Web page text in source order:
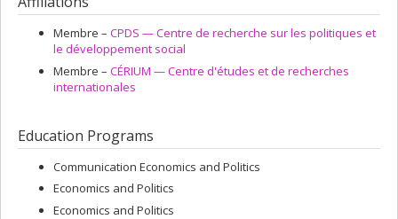
Membre – CPDS — Centre de recherche sur les politiques et
le développement social
Membre – CÉRIUM — Centre d'études et de recherches
internationales
Education Programs
Communication Economics and Politics
Economics and Politics
Economics and Politics